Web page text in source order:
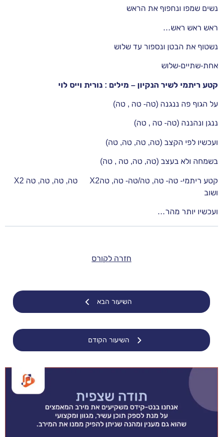
נשים שמפו ונחפוף את הראש
ראש ראש ראש…
נשטוף את הבטן ונספור עד שלוש
אחת-שתיים-שלוש
קטע ריתמי לשיר הנקיון – מילים : נורית וייס לוי
על הגוף פה ננגנה (טה- טה , טה)
ננגן ונהננה (טה- טה , טה)
ועכשיו לפי הקצב (טה, טה, טה, טה)
בשמחה ולא בעצב (טה, טה, טה , טה)
קטע ריתמי- טה- טה, טה/טה- טה, טהX2 טה, טה, טה, טה X2
ושוב
ועכשיו יותר מהר…
השיעור הקודם
חזרה לקורס
השיעור הבא